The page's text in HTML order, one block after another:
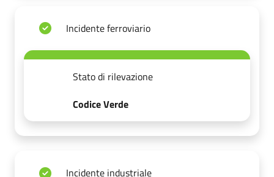
Incidente ferroviario
Stato di rilevazione
Codice Verde
Incidente industriale